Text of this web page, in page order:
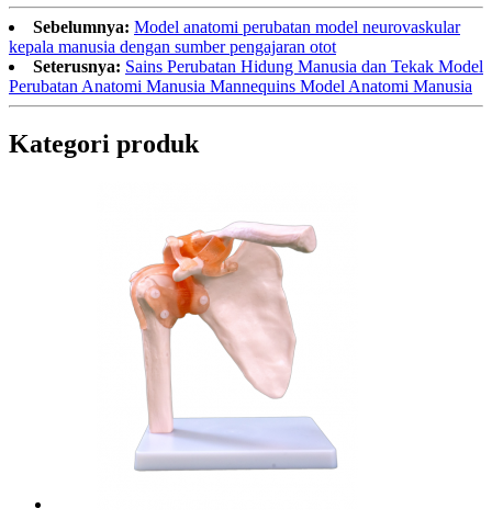
Sebelumnya: Model anatomi perubatan model neurovaskular
kepala manusia dengan sumber pengajaran otot
Seterusnya: Sains Perubatan Hidung Manusia dan Tekak Model
Perubatan Anatomi Manusia Mannequins Model Anatomi Manusia
Kategori produk